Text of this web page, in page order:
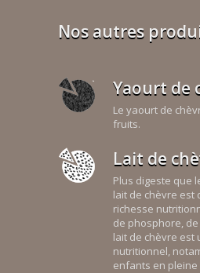
Nos autres
Yaourt de
Le yaourt de
fruits.
Lait de
Plus digeste que
lait de chèvre est
richesse
de phosphore,
lait de chèvre est
nutritionnel,
enfants en pleine